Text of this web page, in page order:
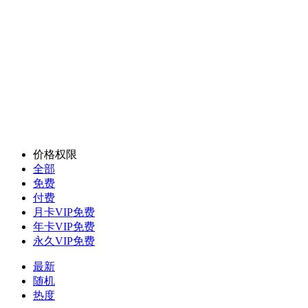
价格权限
全部
免费
付费
月卡VIP免费
年卡VIP免费
永久VIP免费
最新
随机
热度